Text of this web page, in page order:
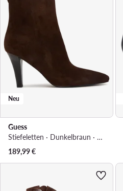
Neu
Guess
Stiefeletten · Dunkelbraun · 9 cm
189,99€